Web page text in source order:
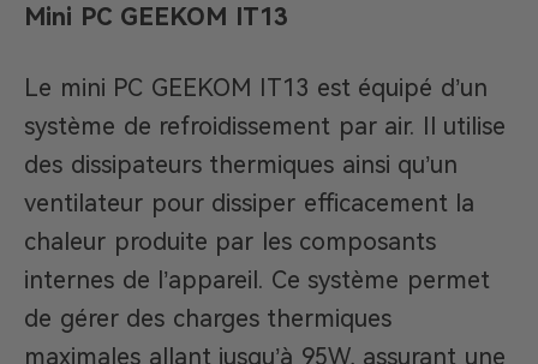
Mini PC GEEKOM IT13
Le mini PC GEEKOM IT13 est équipé d’un
système de refroidissement par air. Il utilise
des dissipateurs thermiques ainsi qu’un
ventilateur pour dissiper efficacement la
chaleur produite par les composants
internes de l’appareil. Ce système permet
de gérer des charges thermiques
maximales allant jusqu’à 95W, assurant une